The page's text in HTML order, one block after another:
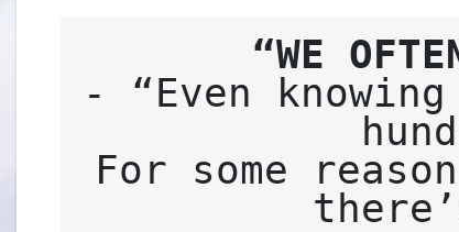
“WE
- “Even
For some